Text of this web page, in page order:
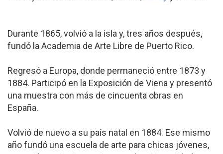
Durante 1865, volvió a la isla y, tres años después,
fundó la Academia de Arte Libre de Puerto Rico.
Regresó a Europa, donde permaneció entre 1873 y
1884. Participó en la Exposición de Viena y presentó
una muestra con más de cincuenta obras en
España.
Volvió de nuevo a su país natal en 1884. Ese mismo
año fundó una escuela de arte para chicas jóvenes,